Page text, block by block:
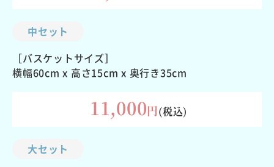
中セット
［バスケットサイズ］
横幅60cm x 高さ15cm x 奥行き35cm
11,000円(税込)
大セット